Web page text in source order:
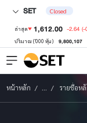
SET Closed
ล่าสุด 1,612.00 -2.64 (-
ปริมาณ ('000 หุ้น) 9,800,107
หน้าหลัก ... รายชื่อห